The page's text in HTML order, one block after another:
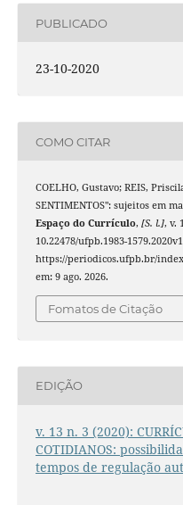
PUBLICADO
23-10-2020
COMO CITAR
COELHO, Gustavo; REIS,
SENTIMENTOS": sujeitos em
Espaço do Currículo, [S. l.], v.
10.22478/ufpb.1983-
https://periodicos.ufpb.br/
em: 9 ago. 2026.
Fomatos de Citação
EDIÇÃO
v. 13 n. 3 (2020):
COTIDIANOS:
tempos de regulação